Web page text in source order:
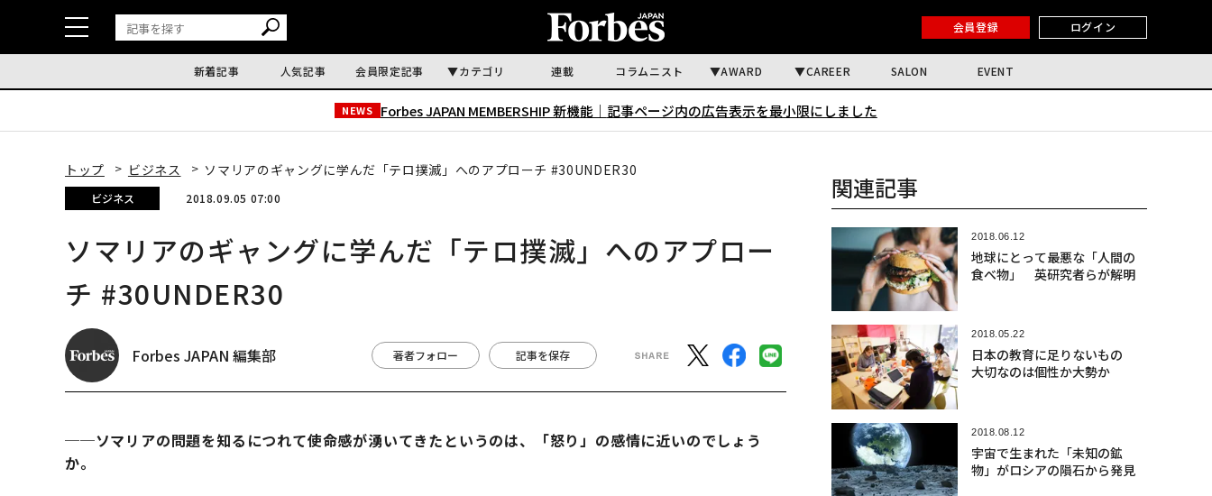
会員登録 ログイン
新着記事 人気記事 会員限定記事 カテゴリ 連載 コラムニスト AWARD CAREER SALON EVENT
NEWS Forbes JAPAN MEMBERSHIP 新機能｜ 記事ページ内の広告表示を最小限にしました
トップ ビジネス ソマリアのギャングに学んだ「テロ撲滅」へのアプローチ #30UNDER30
ビジネス 2018.09.05 07:00
ソマリアのギャングに学んだ「テロ撲滅」へのアプロー
チ #30UNDER30
Forbes JAPAN 編集部 著者フォロー 記事を保存
──ソマリアの問題を知るにつれて使命感が湧いてきたというのは、「怒り」の感情に近いのでしょう
か。
関連記事
2018.06.12
地球にとって最悪な「人間の
食べ物」 英研究者らが解明
2018.05.22
日本の教育に足りないもの
大切なのは個性か大勢か
2018.08.12
宇宙で生まれた「未知の鉱
物」がロシアの隕石から発見